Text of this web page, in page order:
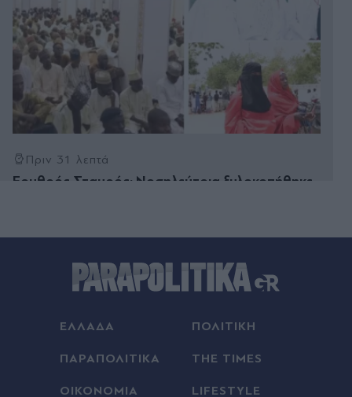
Πριν 31 λεπτά
Ερυθρός Σταυρός: Νοσηλεύτρια ξυλοκοπήθηκε
μπορεί να είναι και οι πιο κοινωνικοί - Τι λέει η
ψυχολογία
γκολ, μετά τον θάνατο του πατέρα του (Βίντεο)
Πριν 44 λεπτά
ΕΛΛΑΔΑ ΠΟΛΙΤΙΚΗ
ΠΑΡΑΠΟΛΙΤΙΚΑ THE TIMES
ΟΙΚΟΝΟΜΙΑ LIFESTYLE